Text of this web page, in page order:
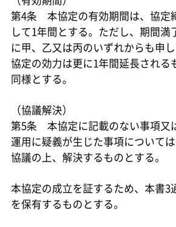
第4条 本協定の有効期間は、協定
して1年間とする。ただし、期間満
に甲、乙又は丙のいずれからも申
協定の効力は更に1年間延長される
同様とする。
（協議解決）
第5条 本協定に記載のない事項又
運用に疑義が生じた事項について
協議の上、解決するものとする。
本協定の成立を証するため、本書3
を保有するものとする。